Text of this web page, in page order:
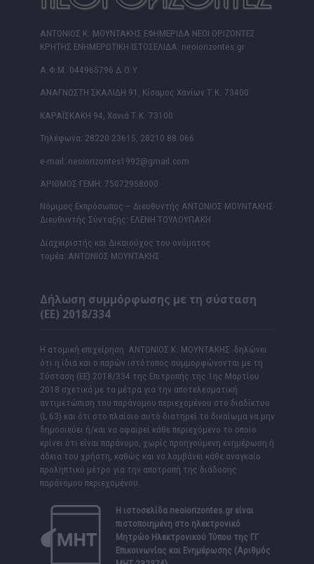
ΑΝΤΩΝΙΟΣ Κ. ΜΟΥΝΤΑΚΗΣ ΕΦΗΜΕΡΙΔΑ ΝΕΟΙ ΟΡΙΖΟΝΤΕΣ
ΚΡΗΤΗΣ ΕΝΗΜΕΡΩΤΙΚΗ ΙΣΤΟΣΕΛΙΔΑ: neoiorizontes.gr
Α.Φ.Μ. 044965796 Δ.Ο.Υ.
ΑΝΑΓΝΩΣΤΗ ΣΚΑΛΙΔΗ 91, Κίσαμος Χανίων Τ.Κ. 73400
ΚΑΡΑΪΣΚΑΚΗ 94, Χανιά Τ.Κ. 73100
Τηλέφωνα: 28220 23615, 28210 88.066
e-mail: neoiorizontes1992@gmail.com
ΑΡΙΘΜΟΣ ΓΕΜΗ: 75072958000
Νόμιμος Εκπρόσωπος – Διευθυντής ΑΝΤΩΝΙΟΣ ΜΟΥΝΤΑΚΗΣ
Διευθυντής Σύνταξης: ΕΛΕΝΗ ΤΟΥΛΟΥΠΑΚΗ
Διαχειριστής και Δικαιούχος του ονόματος
τομέα: ΑΝΤΩΝΙΟΣ ΜΟΥΝΤΑΚΗΣ
Δήλωση συμμόρφωσης με τη σύσταση
(ΕΕ) 2018/334
Η ατομική επιχείρηση ΑΝΤΩΝΙΟΣ Κ. ΜΟΥΝΤΑΚΗΣ δηλώνει
ότι η ίδια και ο παρών ιστότοπος συμμορφώνονται με τη
Σύσταση (ΕΕ) 2018/334 της Επιτροπής της 1ης Μαρτίου
2018 σχετικά με τα μέτρα για την αποτελεσματική
αντιμετώπιση του παράνομου περιεχομένου στο διαδίκτυο
(L 63) και ότι στο πλαίσιο αυτό διατηρεί το δικαίωμα να μην
δημοσιεύει ή/και να αφαιρεί κάθε περιεχόμενο το οποίο
κρίνει ότι είναι παράνομο, χωρίς προηγούμενη ενημέρωση ή
άδεια του χρήστη, καθώς και να λαμβάνει κάθε αναγκαίο
προληπτικό μέτρο για την αποτροπή της διάδοσης
παράνομου περιεχομένου.
Η ιστοσελίδα neoiorizontes.grείναι
πιστοποιημένη στο ηλεκτρονικό
Μητρώο Ηλεκτρονικού Τύπου της ΓΓ
Επικοινωνίας και Ενημέρωσης (Αριθμός